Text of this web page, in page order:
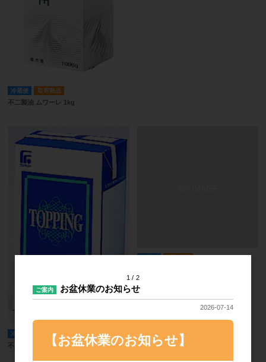
冷蔵便 取寄商品
不二製油 ムワーレ 1kg
冷蔵便
不二製油 トッピング 500ND 1000ml
1 2
ご案内 お盆休業のお知らせ
2026-07-14
【お盆休業のお知らせ】